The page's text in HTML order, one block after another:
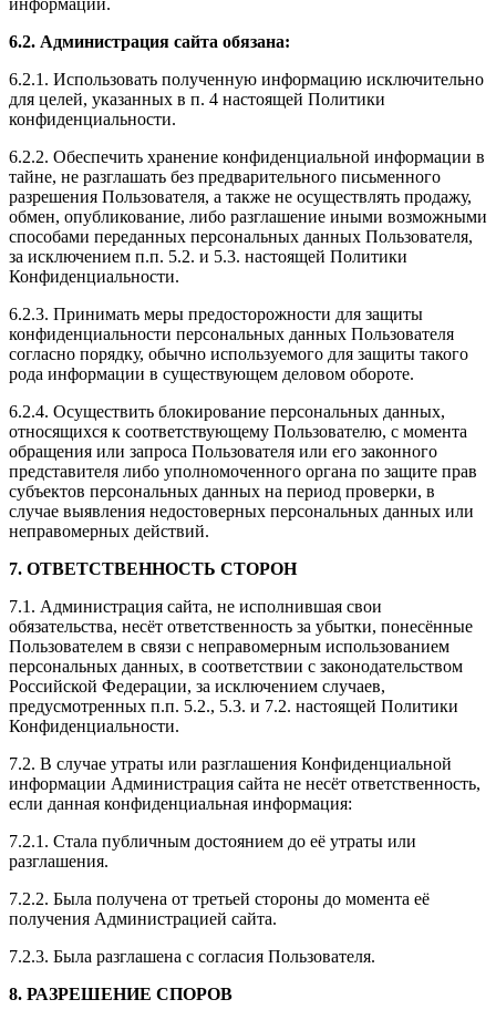
6.2. Администрация сайта обязана:
6.2.1. Использовать полученную информацию исключительно
для целей, указанных в п. 4 настоящей Политики
конфиденциальности.
6.2.2. Обеспечить хранение конфиденциальной информации в
тайне, не разглашать без предварительного письменного
разрешения Пользователя, а также не осуществлять продажу,
обмен, опубликование, либо разглашение иными возможными
способами переданных персональных данных Пользователя,
за исключением п.п. 5.2. и 5.3. настоящей Политики
Конфиденциальности.
6.2.3. Принимать меры предосторожности для защиты
конфиденциальности персональных данных Пользователя
согласно порядку, обычно используемого для защиты такого
рода информации в существующем деловом обороте.
6.2.4. Осуществить блокирование персональных данных,
относящихся к соответствующему Пользователю, с момента
обращения или запроса Пользователя или его законного
представителя либо уполномоченного органа по защите прав
субъектов персональных данных на период проверки, в
случае выявления недостоверных персональных данных или
неправомерных действий.
7. ОТВЕТСТВЕННОСТЬ СТОРОН
7.1. Администрация сайта, не исполнившая свои
обязательства, несёт ответственность за убытки, понесённые
Пользователем в связи с неправомерным использованием
персональных данных, в соответствии с законодательством
Российской Федерации, за исключением случаев,
предусмотренных п.п. 5.2., 5.3. и 7.2. настоящей Политики
Конфиденциальности.
7.2. В случае утраты или разглашения Конфиденциальной
информации Администрация сайта не несёт ответственность,
если данная конфиденциальная информация:
7.2.1. Стала публичным достоянием до её утраты или
разглашения.
7.2.2. Была получена от третьей стороны до момента её
получения Администрацией сайта.
7.2.3. Была разглашена с согласия Пользователя.
8. РАЗРЕШЕНИЕ СПОРОВ